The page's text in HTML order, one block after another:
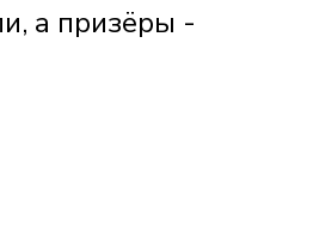
а призёры -